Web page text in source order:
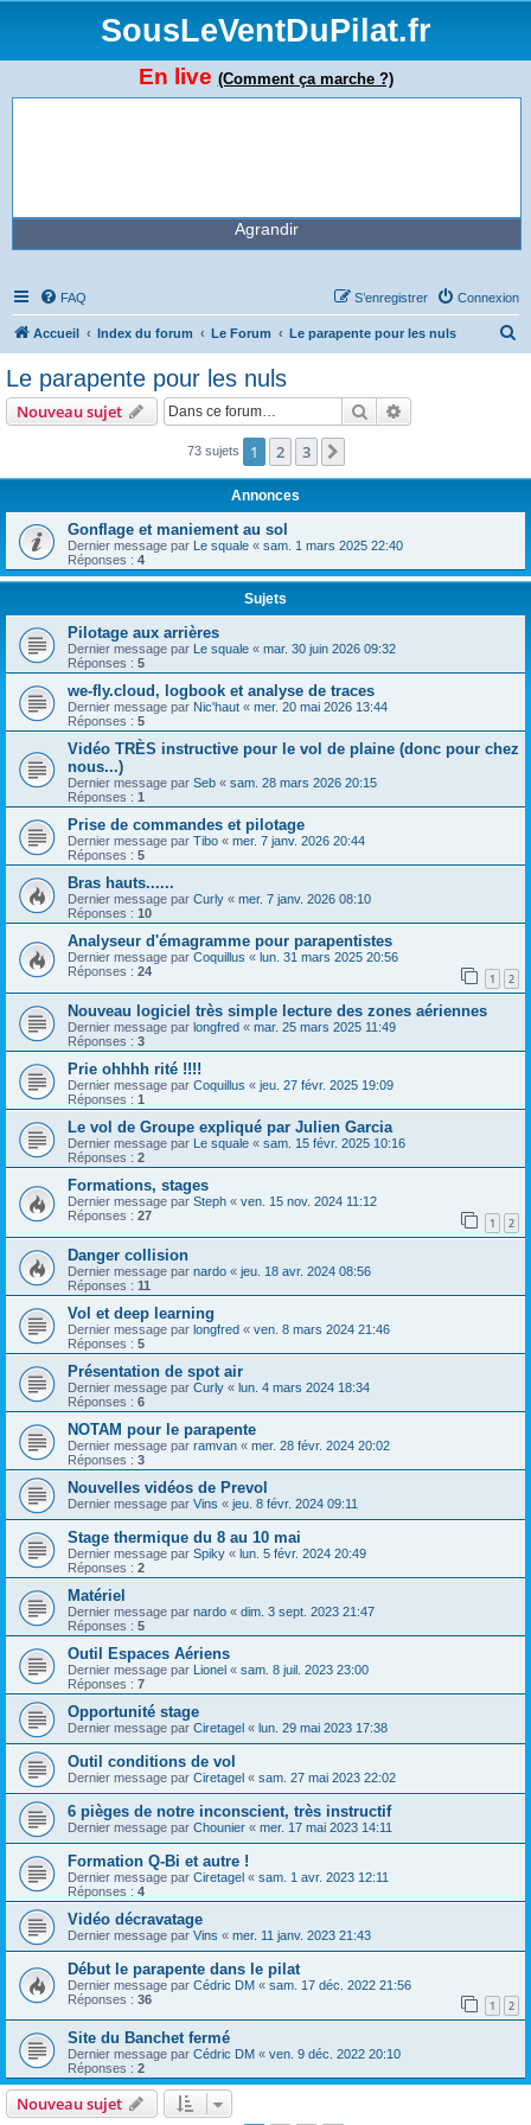
SousLeVentDuPilat.fr
En live (Comment ça marche ?)
Agrandir
FAQ Connexion
S’enregistrer
Accueil Index du forum Le Forum Le parapente pour les nuls
Le parapente pour les nuls
Nouveau sujet Rechercher
73 sujets 1 2 3
Annonces
Gonflage et maniement au sol
Dernier message par Le squale « sam. 1 mars 2025 22:40
Réponses : 4
Sujets
Pilotage aux arrières
Dernier message par Le squale « mar. 30 juin 2026 09:32
Réponses : 5
we-fly.cloud, logbook et analyse de traces
Dernier message par Nic'haut « mer. 20 mai 2026 13:44
Réponses : 5
Vidéo TRÈS instructive pour le vol de plaine (donc pour chez
nous...)
Dernier message par Seb « sam. 28 mars 2026 20:15
Réponses : 1
Prise de commandes et pilotage
Dernier message par Tibo « mer. 7 janv. 2026 20:44
Réponses : 5
Bras hauts......
Dernier message par Curly « mer. 7 janv. 2026 08:10
Réponses : 10
Analyseur d'émagramme pour parapentistes
Dernier message par Coquillus « lun. 31 mars 2025 20:56
Réponses : 24 1 2
Nouveau logiciel très simple lecture des zones aériennes
Dernier message par longfred « mar. 25 mars 2025 11:49
Réponses : 3
Prie ohhhh rité !!!!
Dernier message par Coquillus « jeu. 27 févr. 2025 19:09
Réponses : 1
Le vol de Groupe expliqué par Julien Garcia
Dernier message par Le squale « sam. 15 févr. 2025 10:16
Réponses : 2
Formations, stages
Dernier message par Steph « ven. 15 nov. 2024 11:12
Réponses : 27 1 2
Danger collision
Dernier message par nardo « jeu. 18 avr. 2024 08:56
Réponses : 11
Vol et deep learning
Dernier message par longfred « ven. 8 mars 2024 21:46
Réponses : 5
Présentation de spot air
Dernier message par Curly « lun. 4 mars 2024 18:34
Réponses : 6
NOTAM pour le parapente
Dernier message par ramvan « mer. 28 févr. 2024 20:02
Réponses : 3
Nouvelles vidéos de Prevol
Dernier message par Vins « jeu. 8 févr. 2024 09:11
Stage thermique du 8 au 10 mai
Dernier message par Spiky « lun. 5 févr. 2024 20:49
Réponses : 2
Matériel
Dernier message par nardo « dim. 3 sept. 2023 21:47
Réponses : 5
Outil Espaces Aériens
Dernier message par Lionel « sam. 8 juil. 2023 23:00
Réponses : 7
Opportunité stage
Dernier message par Ciretagel « lun. 29 mai 2023 17:38
Outil conditions de vol
Dernier message par Ciretagel « sam. 27 mai 2023 22:02
6 pièges de notre inconscient, très instructif
Dernier message par Chounier « mer. 17 mai 2023 14:11
Formation Q-Bi et autre !
Dernier message par Ciretagel « sam. 1 avr. 2023 12:11
Réponses : 4
Vidéo décravatage
Dernier message par Vins « mer. 11 janv. 2023 21:43
Début le parapente dans le pilat
Dernier message par Cédric DM « sam. 17 déc. 2022 21:56
Réponses : 36 1 2
Site du Banchet fermé
Dernier message par Cédric DM « ven. 9 déc. 2022 20:10
Réponses : 2
Nouveau sujet